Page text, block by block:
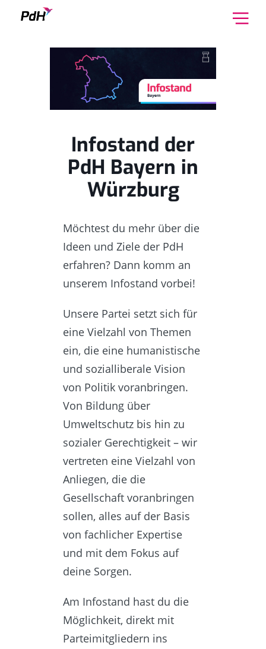
Infostand der
PdH Bayern in
Würzburg
Möchtest du mehr über die
Ideen und Ziele der PdH
erfahren? Dann komm an
unserem Infostand vorbei!
Unsere Partei setzt sich für
eine Vielzahl von Themen
ein, die eine humanistische
und sozialliberale Vision
von Politik voranbringen.
Von Bildung über
Umweltschutz bis hin zu
sozialer Gerechtigkeit – wir
vertreten eine Vielzahl von
Anliegen, die die
Gesellschaft voranbringen
sollen, alles auf der Basis
von fachlicher Expertise
und mit dem Fokus auf
deine Sorgen.
Am Infostand hast du die
Möglichkeit, direkt mit
Parteimitgliedern ins